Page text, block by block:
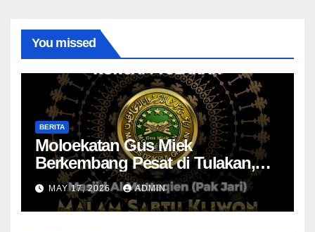
You missed
BERITA
Moloekatan Gus Miek
Berkembang Pesat di Tulakan,
Jamaah Diajak Introspeksi Diri
Lewat Dzikrul Ghofilin
MAY 17, 2026 ADMIN